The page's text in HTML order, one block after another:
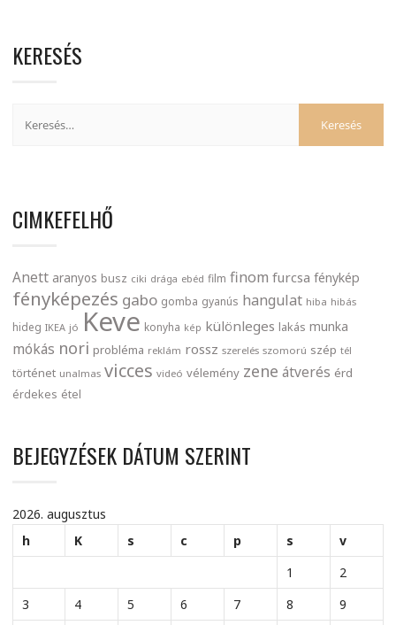
KERESÉS
CIMKEFELHŐ
Anett aranyos busz ciki drága ebéd film finom furcsa fénykép
fényképezés gabo gomba gyanús hangulat hiba hibás
hideg IKEA jó Keve konyha kép különleges lakás munka
mókás nori probléma reklám rossz szerelés szomorú szép tél
történet unalmas vicces videó vélemény zene átverés érd
érdekes étel
BEJEGYZÉSEK DÁTUM SZERINT
2026. augusztus
h
K s c p s
v
1
2
3
4 5 6 7 8
9